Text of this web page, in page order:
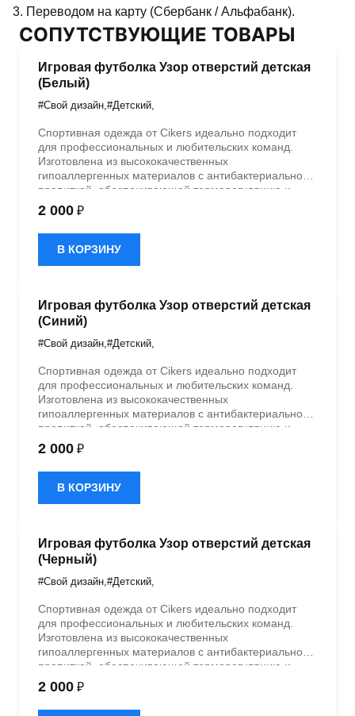
3. Переводом на карту (Сбербанк / Альфабанк).
СОПУТСТВУЮЩИЕ ТОВАРЫ
Игровая футболка Узор отверстий детская
(Белый)
#Свой дизайн #Детский
Спортивная одежда от Cikers идеально подходит
для профессиональных и любительских команд.
Изготовлена из высококачественных
гипоаллергенных материалов с антибактериальной
пропиткой, обеспечивающей терморегуляцию и
быстрое влагоотведение. Одежда обладает
эластичностью в 5 направлениях и стильным
дизайном.
2 000 ₽
В КОРЗИНУ
Игровая футболка Узор отверстий детская
(Синий)
#Свой дизайн #Детский
Спортивная одежда от Cikers идеально подходит
для профессиональных и любительских команд.
Изготовлена из высококачественных
гипоаллергенных материалов с антибактериальной
пропиткой, обеспечивающей терморегуляцию и
быстрое влагоотведение. Одежда обладает
эластичностью в 5 направлениях и стильным
дизайном.
2 000 ₽
В КОРЗИНУ
Игровая футболка Узор отверстий детская
(Черный)
#Свой дизайн #Детский
Спортивная одежда от Cikers идеально подходит
для профессиональных и любительских команд.
Изготовлена из высококачественных
гипоаллергенных материалов с антибактериальной
пропиткой, обеспечивающей терморегуляцию и
быстрое влагоотведение. Одежда обладает
эластичностью в 5 направлениях и стильным
дизайном.
2 000 ₽